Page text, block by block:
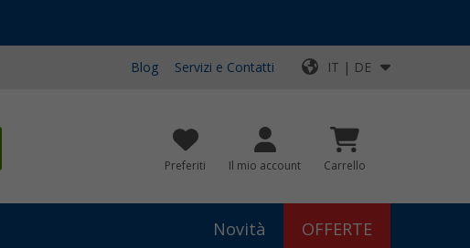
Blog Servizi e Contatti IT | DE
Preferiti Il mio account Carrello
Novità OFFERTE